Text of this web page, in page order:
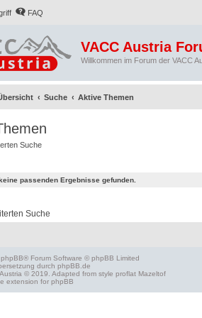
FAQ
VACC Austria
Willkommen im Forum der VACC
Suche Aktive Themen
Suche
passenden Ergebnisse gefunden.
Suche
phpBB® Forum Software © phpBB Limited
durch phpBB.de
© 2019. Adapted from style proflat Mazeltof
extension for phpBB